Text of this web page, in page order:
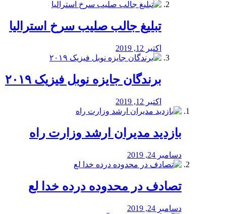
تبلیغ جالب صلیب سرخ استرالیا
اکتبر 12, 2019
برندگان جایزه نوبل فیزیک ۲۰۱۹
اکتبر 12, 2019
بازدید مدیران ارشد وزارت راه
دسامبر 24, 2019
تصادف در محدوده درده خدا لع
دسامبر 24, 2019